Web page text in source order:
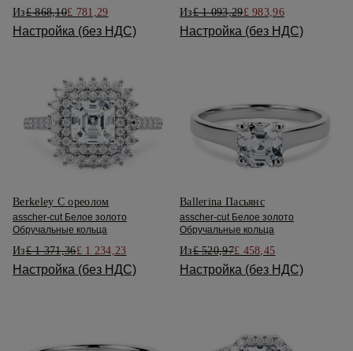
Из£ 868,10£ 781,29
Настройка (без НДС)
Из£ 1 093,29£ 983,96
Настройка (без НДС)
Berkeley С ореолом
asscher-cut Белое золото
Обручальные кольца
Из£ 1 371,36£ 1 234,23
Настройка (без НДС)
Ballerina Пасьянс
asscher-cut Белое золото
Обручальные кольца
Из£ 520,97£ 458,45
Настройка (без НДС)